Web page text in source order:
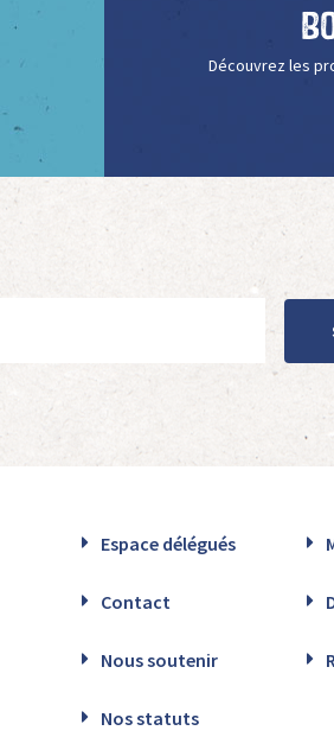
Découvrez les
Espace délégués
Contact
Nous soutenir
Nos statuts